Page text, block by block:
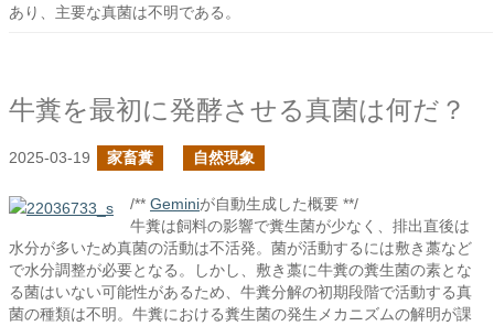
あり、主要な真菌は不明である。
牛糞を最初に発酵させる真菌は何だ？
2025-03-19 家畜糞 自然現象
/** Geminiが自動生成した概要 **/
牛糞は飼料の影響で糞生菌が少なく、排出直後は
水分が多いため真菌の活動は不活発。菌が活動するには敷き藁など
で水分調整が必要となる。しかし、敷き藁に牛糞の糞生菌の素とな
る菌はいない可能性があるため、牛糞分解の初期段階で活動する真
菌の種類は不明。牛糞における糞生菌の発生メカニズムの解明が課